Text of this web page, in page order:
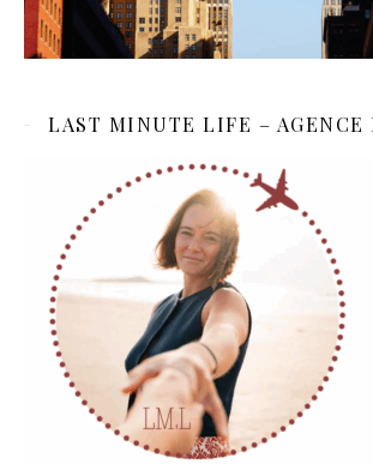
LAST MINUTE LIFE – AGENCE